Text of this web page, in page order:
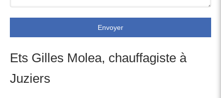
Envoyer
Ets Gilles Molea, chauffagiste à
Juziers